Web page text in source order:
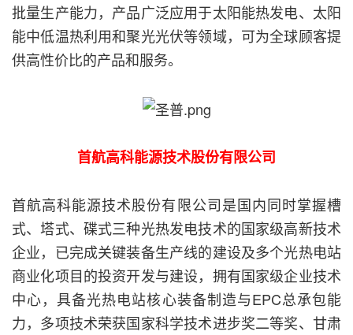
批量生产能力，产品广泛应用于太阳能热发电、太阳
能中低温热利用和聚光光伏等领域，可为全球顾客提
供高性价比的产品和服务。
首航高科能源技术股份有限公司
首航高科能源技术股份有限公司是国内同时掌握槽
式、塔式、碟式三种光热发电技术的国家级高新技术
企业，已完成关键装备生产线的建设及多个光热电站
商业化项目的投资开发与建设，拥有国家级企业技术
中心，具备光热电站核心装备制造与EPC总承包能
力，多项技术荣获国家科学技术进步奖二等奖、甘肃